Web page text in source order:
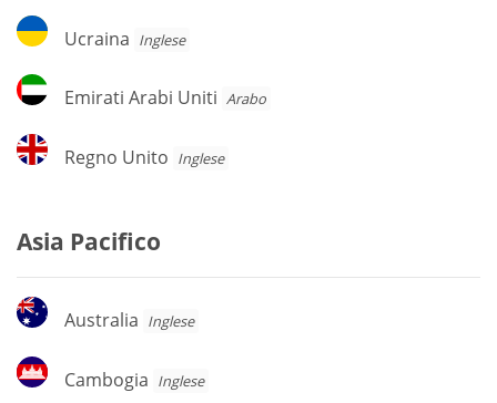
Ucraina
Ucraina Inglese
Emirati
Arabi
Emirati Arabi Uniti Arabo
Regno
Unito
Regno Unito Inglese
Asia Pacifico
Australia
Australia Inglese
Cambogia
Cambogia Inglese